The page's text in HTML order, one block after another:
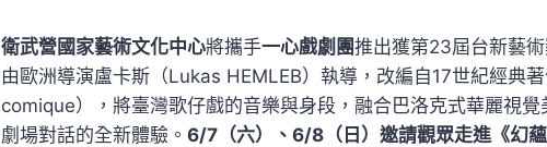
衛武營國家藝術文化中心將攜手一心戲劇團推出獲第23屆台新藝
由歐洲導演盧卡斯（Lukas HEMLEB）執導，改編自17世紀經典
comique），將臺灣歌仔戲的音樂與身段，融合巴洛克式華麗視
劇場對話的全新體驗。 6/7（六）、6/8（日）邀請觀眾走進《幻蘊